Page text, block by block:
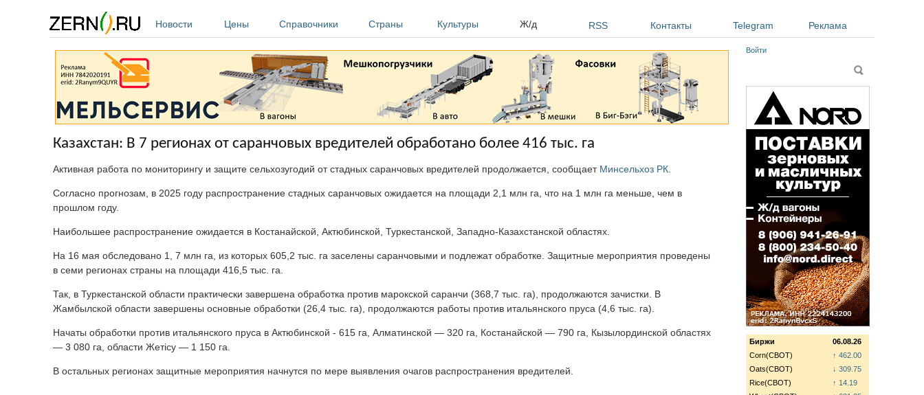
Новости
Цены Справочники Страны Культуры Ж/д RSS Контакты Telegram Реклама
Казахстан: В 7 регионах от саранчовых вредителей обработано более 416 тыс. га
Активная работа по мониторингу и защите сельхозугодий от стадных саранчовых вредителей продолжается, сообщает Минсельхоз РК
Согласно прогнозам, в 2025 году распространение стадных саранчовых ожидается на площади 2,1 млн га, что на 1 млн га меньше, чем в
прошлом году.
Наибольшее распространение ожидается в Костанайской, Актюбинской, Туркестанской, Западно-Казахстанской областях.
На 16 мая обследовано 1, 7 млн га, из которых 605,2 тыс. га заселены саранчовыми и подлежат обработке. Защитные мероприятия проведены
в семи регионах страны на площади 416,5 тыс. га.
Так, в Туркестанской области практически завершена обработка против марокской саранчи (368,7 тыс. га), продолжаются зачистки. В
Жамбылской области завершены основные обработки (26,4 тыс. га), продолжаются работы против итальянского пруса (4,6 тыс. га).
Начаты обработки против итальянского пруса в Актюбинской - 615 га, Алматинской — 320 га, Костанайской — 790 га, Кызылординской областях
— 3 080 га, области Жетісу — 1 150 га.
В остальных регионах защитные мероприятия начнутся по мере выявления очагов распространения вредителей.
Войти
Поиск
Биржи
06.08.26
Corn(CBOT)
↑ 462.00
Oats(CBOT)
↓ 309.75
Rice(CBOT)
↑ 14.19